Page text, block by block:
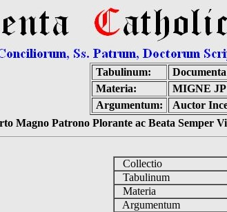
Tabulinum:
Materia:
MIGNE JP
Argumentum:
Auctor
Magno Patrono Plorante ac Beata Semper
Collectio
Tabulinum
Materia
Argumentum